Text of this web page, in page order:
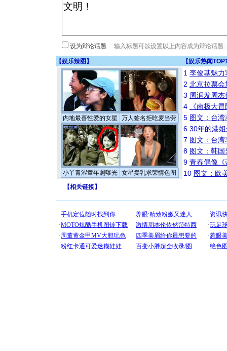
设为辩论话题
【娱乐辣图 】 【娱乐热闻
内地最喜性爱的女星 万人签名拒吃麦当劳
小丫青涩童年照曝光 女星卖乳求荣情色图
1 李俊基魅力
2 北京拉票
3 周润发周
4
《南极大
5 图文：台
6 30年的港
7 图文：台
8 图文：韩
9 青春偶像《
10 图文：欧
【相关链接】